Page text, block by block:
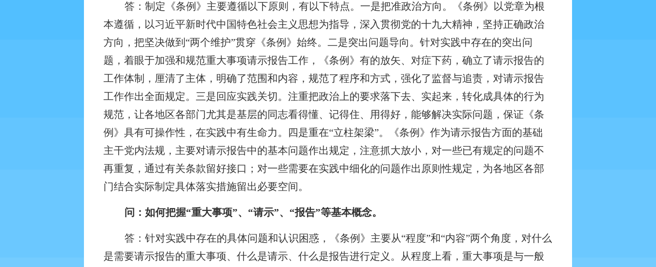
答：制定《条例》主要遵循以下原则，有以下特点。一是把准政治方向。《条例》以党章为根
本遵循，以习近平新时代中国特色社会主义思想为指导，深入贯彻党的十九大精神，坚持正确政治
方向，把坚决做到“两个维护”贯穿《条例》始终。二是突出问题导向。针对实践中存在的突出问
题，着眼于加强和规范重大事项请示报告工作，《条例》有的放矢、对症下药，确立了请示报告的
工作体制，厘清了主体，明确了范围和内容，规范了程序和方式，强化了监督与追责，对请示报告
工作作出全面规定。三是回应实践关切。注重把政治上的要求落下去、实起来，转化成具体的行为
规范，让各地区各部门尤其是基层的同志看得懂、记得住、用得好，能够解决实际问题，保证《条
例》具有可操作性，在实践中有生命力。四是重在“立柱架梁”。《条例》作为请示报告方面的基础
主干党内法规，主要对请示报告中的基本问题作出规定，注意抓大放小，对一些已有规定的问题不
再重复，通过有关条款留好接口；对一些需要在实践中细化的问题作出原则性规定，为各地区各部
门结合实际制定具体落实措施留出必要空间。
问：如何把握“重大事项”、“请示”、“报告”等基本概念。
答：针对实践中存在的具体问题和认识困惑，《条例》主要从“程度”和“内容”两个角度，对什么
是需要请示报告的重大事项、什么是请示、什么是报告进行定义。从程度上看，重大事项是与一般